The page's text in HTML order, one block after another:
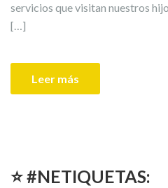
servicios que visitan nuestros
[…]
Leer más
⭐️ #NETIQUETAS: